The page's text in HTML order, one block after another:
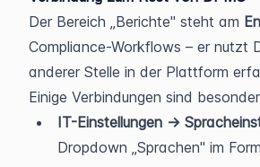
Der Bereich „Berichte" steht am
Compliance-Workflows – er nutzt
anderer Stelle in der Plattform
Einige Verbindungen sind
IT-Einstellungen →
Dropdown „Sprachen" im